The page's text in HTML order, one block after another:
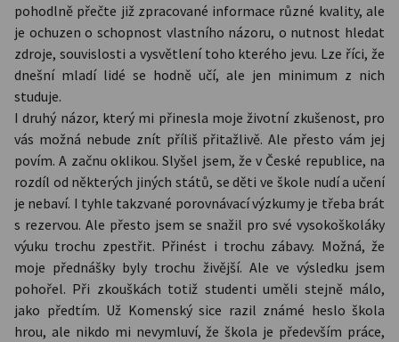
pohodlně přečte již zpracované informace různé kvality, ale
je ochuzen o schopnost vlastního názoru, o nutnost hledat
zdroje, souvislosti a vysvětlení toho kterého jevu. Lze říci, že
dnešní mladí lidé se hodně učí, ale jen minimum z nich
studuje.
I druhý názor, který mi přinesla moje životní zkušenost, pro
vás možná nebude znít příliš přitažlivě. Ale přesto vám jej
povím. A začnu oklikou. Slyšel jsem, že v České republice, na
rozdíl od některých jiných států, se děti ve škole nudí a učení
je nebaví. I tyhle takzvané porovnávací výzkumy je třeba brát
s rezervou. Ale přesto jsem se snažil pro své vysokoškoláky
výuku trochu zpestřit. Přinést i trochu zábavy. Možná, že
moje přednášky byly trochu živější. Ale ve výsledku jsem
pohořel. Při zkouškách totiž studenti uměli stejně málo,
jako předtím. Už Komenský sice razil známé heslo škola
hrou, ale nikdo mi nevymluví, že škola je především práce,